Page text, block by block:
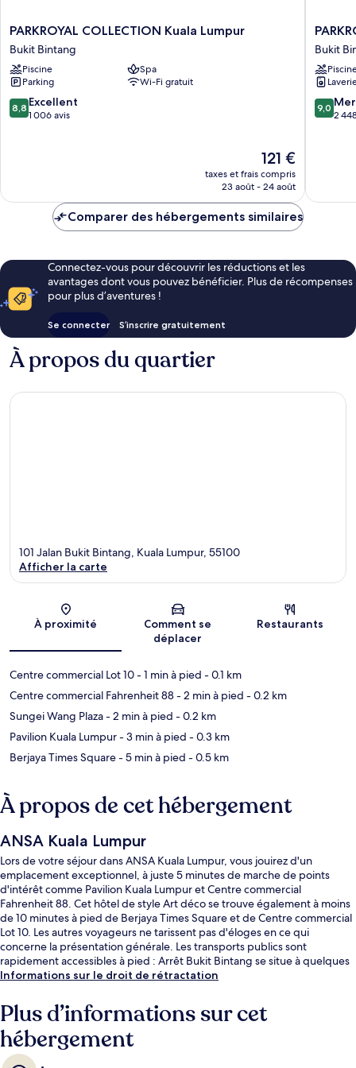
PARKROYAL
COLLECTION
Kuala
Lumpur
Bukit
Bintang
PARKROYAL COLLECTION Kuala Lumpur
Bukit Bintang
Piscine
Spa
Parking
Wi-Fi gratuit
8.8
sur
8,8 Excellent
1 006 avis
Le
nouveau
prix
de
121 €
taxes et frais compris
23 août - 24 août
Suites
Kuala
Lumpur
Bukit
Bintang
Bukit
9.0
sur
9,0
2
Comparer des hébergements similaires
Connectez-vous pour découvrir les réductions et les
avantages dont vous pouvez bénéficier. Plus de récompenses
pour plus d’aventures !
Se connecter S’inscrire gratuitement
À propos du quartier
Carte
101 Jalan Bukit Bintang, Kuala Lumpur, 55100
Afficher la carte
À proximité
Comment se
déplacer
Restaurants
Centre commercial Lot 10- 1 min à pied - 0.1 km
Centre commercial Fahrenheit 88- 2 min à pied - 0.2 km
Sungei Wang Plaza- 2 min à pied - 0.2 km
Pavilion Kuala Lumpur- 3 min à pied - 0.3 km
Berjaya Times Square- 5 min à pied - 0.5 km
À propos de cet hébergement
ANSA Kuala Lumpur
Lors de votre séjour dans ANSA Kuala Lumpur, vous jouirez d'un
emplacement exceptionnel, à juste 5 minutes de marche de points
d'intérêt comme Pavilion Kuala Lumpur et Centre commercial
Fahrenheit 88. Cet hôtel de style Art déco se trouve également à moins
de 10 minutes à pied de Berjaya Times Square et de Centre commercial
Lot 10. Les autres voyageurs ne tarissent pas d'éloges en ce qui
concerne la présentation générale. Les transports publics sont
rapidement accessibles à pied : Arrêt Bukit Bintang se situe à quelques
pas et Arrêt Raja Chulan, à 7 min de marche à peine.
Informations sur le droit de rétractation
Plus d’informations sur cet
hébergement